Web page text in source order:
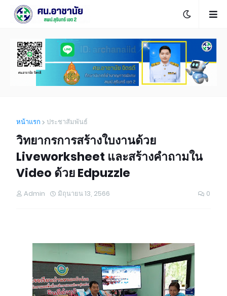
หน้าแรก ประชาสัมพันธ์
วิทยากรการสร้างใบงานด้วย
Liveworksheet และสร้างคำถามใน
Video ด้วย Edpuzzle
Admin มิถุนายน 13, 2566 0